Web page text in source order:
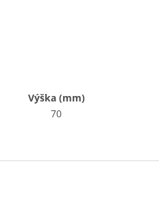
Výška (mm)
70